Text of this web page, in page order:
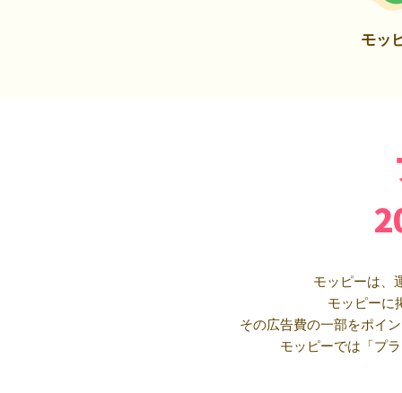
モッ
モッピーは、
モッピーに
その広告費の一部をポイ
モッピーでは「プ